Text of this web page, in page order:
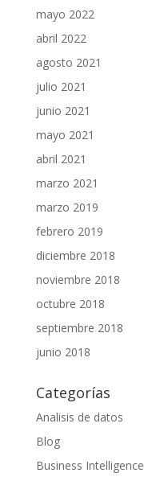
mayo 2022
abril 2022
agosto 2021
julio 2021
junio 2021
mayo 2021
abril 2021
marzo 2021
marzo 2019
febrero 2019
diciembre 2018
noviembre 2018
octubre 2018
septiembre 2018
junio 2018
Categorías
Analisis de datos
Blog
Business Intelligence